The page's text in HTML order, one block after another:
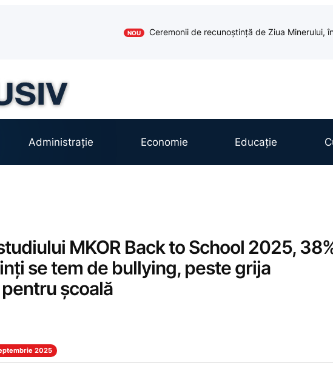
NOU Ceremonii de recunoștință de Ziua Minerului,
Administrație Economie Educație
MKOR Back to School 2025,
se tem de bullying, peste grija
școală
2025